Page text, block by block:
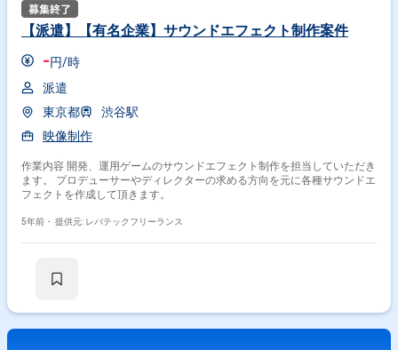
【派遣】【有名企業】サウンドエフェクト制作案件
-円/時
派遣
東京都
渋谷駅
映像制作
作業内容 開発、運用ゲームのサウンドエフェクト制作を担当していただき
ます。 プロデューサーやディレクターの求める方向を元に各種サウンドエ
フェクトを作成して頂きます。
5年前・ 提供元: レバテックフリーランス